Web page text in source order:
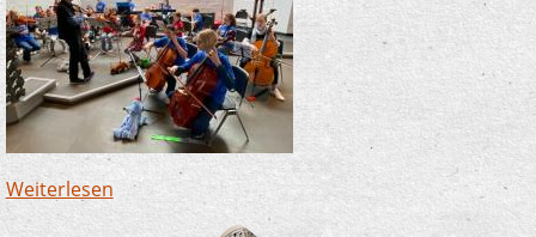
Weiterlesen über S(w)ingin´ Kids und Zauberlehrlinge
begeistern bei Benefizkonzert